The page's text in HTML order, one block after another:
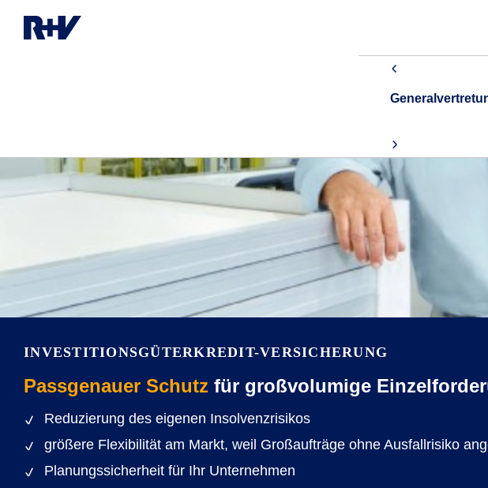
INVESTITIONSGÜTERKREDIT-VERSICHERUNG
Passgenauer Schutz für großvolumige
Reduzierung des eigenen Insolvenzrisikos
größere Flexibilität am Markt, weil Großaufträge ohne Ausfallrisiko
Planungssicherheit für Ihr Unternehmen